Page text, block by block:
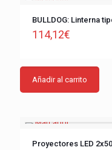
BULLDOG: Linterna
114,12€
Añadir al carrito
Proyectores LED